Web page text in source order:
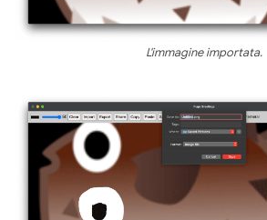
L'immagine importata.